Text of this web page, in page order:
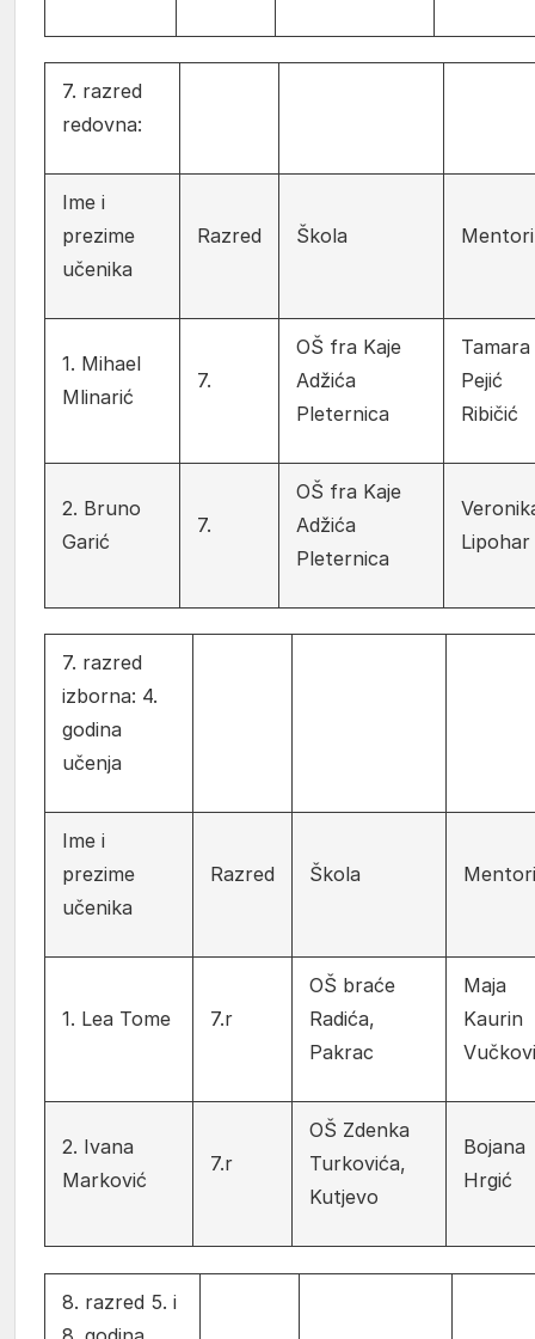
7. razred
redovna:
Ime i
prezime
učenika
Razred Škola Mentori
1. Mihael
Mlinarić
7.
OŠ fra Kaje
Adžića
Pleternica
Tamara
Pejić
Ribičić
2. Bruno
Garić
7.
OŠ fra Kaje
Adžića
Pleternica
Lipohar
7. razred
izborna: 4.
godina
učenja
Ime i
prezime
učenika
Razred Škola Mentori
1. Lea Tome 7.r
OŠ braće
Radića,
Pakrac
Maja
Kaurin
2. Ivana
Marković
7.r
OŠ Zdenka
Turkovića,
Kutjevo
Bojana
Hrgić
8. razred 5. i